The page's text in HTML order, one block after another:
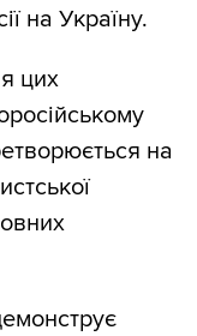
на Україну.
цих
на